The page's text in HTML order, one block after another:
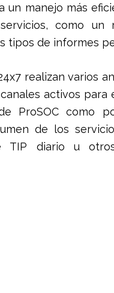
un manejo más
como un
tipos de informes
realizan varios
activos para
ProSOC como
de los
TIP diario u